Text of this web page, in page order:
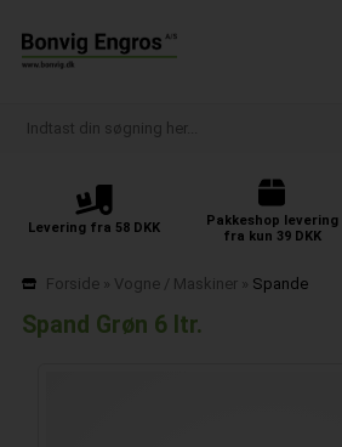
Levering fra 58 DKK
Pakkeshop levering
fra kun 39 DKK
Forside» Vogne / Maskiner» Spande
Spand Grøn 6 ltr.